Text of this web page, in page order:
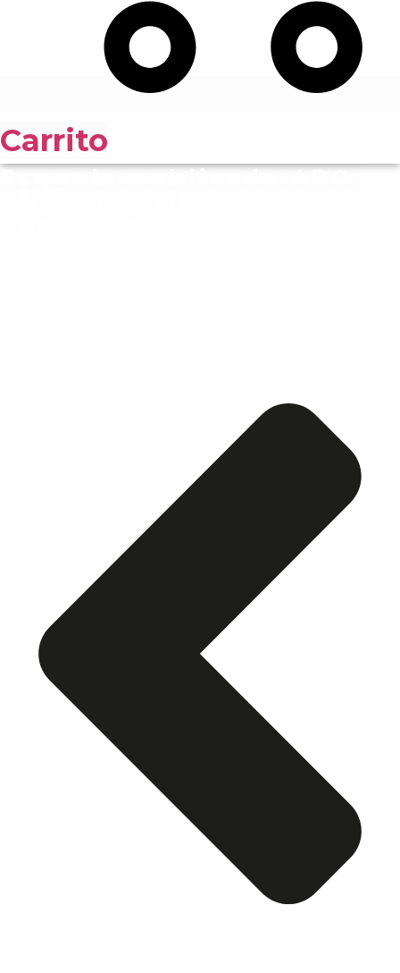
Carrito